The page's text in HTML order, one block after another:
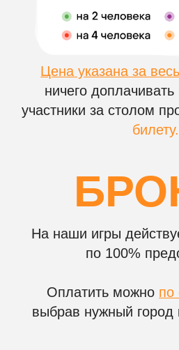
НА
Чем игра
музыкальное